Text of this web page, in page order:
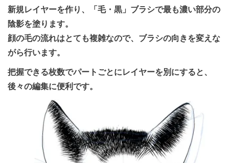
新規レイヤーを作り、「毛・黒」ブラシで最も濃い部分の
陰影を塗ります。
顔の毛の流れはとても複雑なので、ブラシの向きを変えな
がら行います。
把握できる枚数でパートごとにレイヤーを別にすると、
後々の編集に便利です。